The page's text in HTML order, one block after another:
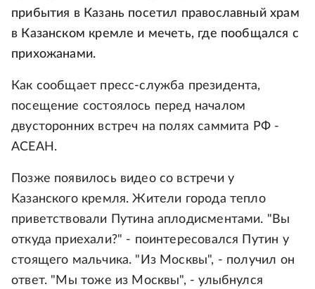
прибытия в Казань посетил православный храм
в Казанском кремле и мечеть, где пообщался с
прихожанами.
Как сообщает пресс-служба президента,
посещение состоялось перед началом
двусторонних встреч на полях саммита РФ -
АСЕАН.
Позже появилось видео со встречи у
Казанского кремля. Жители города тепло
приветствовали Путина аплодисментами. "Вы
откуда приехали?" - поинтересовался Путин у
стоящего мальчика. "Из Москвы", - получил он
ответ. "Мы тоже из Москвы", - улыбнулся